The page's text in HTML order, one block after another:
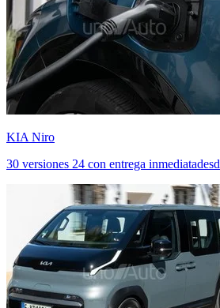
KIA Niro
30 versiones 24 con entrega inmediata